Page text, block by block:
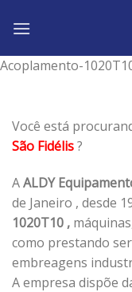
Acoplamento-
Você está
São Fidélis?
AALDY
de Janeiro , desde
1020T10 ,
como prestando
embreagens
A empresa dispõe